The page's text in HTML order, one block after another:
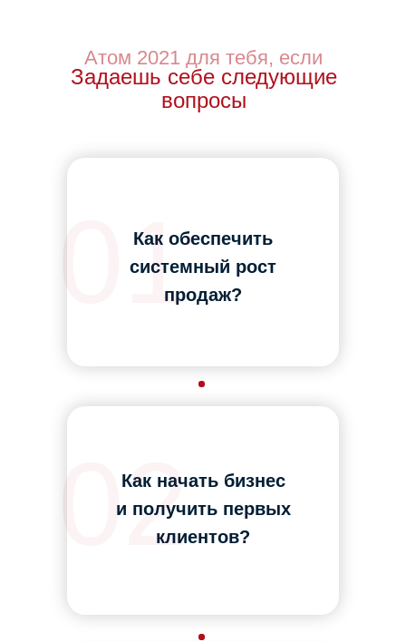
Задаешь себе следующие
вопросы
Атом 2021 для тебя, если
Как обеспечить
системный рост
продаж?
01
Как начать бизнес
и получить первых
клиентов?
02